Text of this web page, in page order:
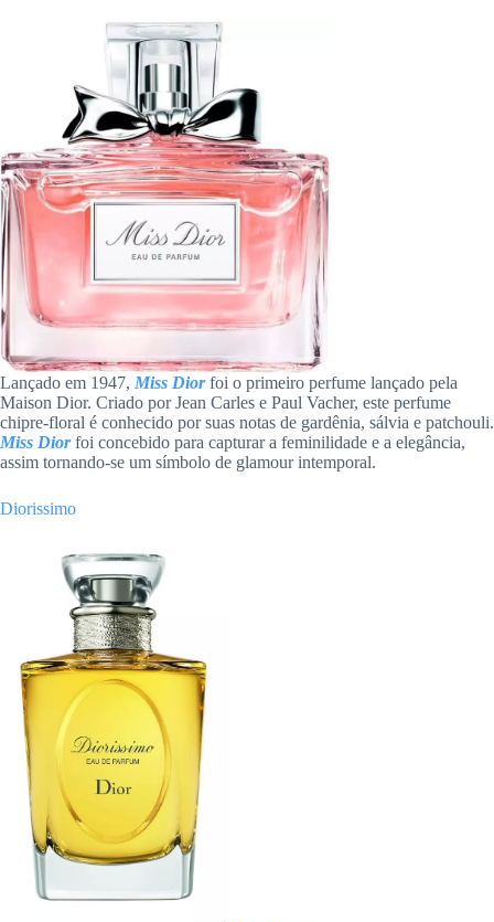
Lançado em 1947, Miss Diorfoi o primeiro perfume lançado pela
Maison Dior. Criado por Jean Carles e Paul Vacher, este perfume
chipre-floral é conhecido por suas notas de gardênia, sálvia e patchouli.
Miss Diorfoi concebido para capturar a feminilidade e a elegância,
assim tornando-se um símbolo de glamour intemporal.
Diorissimo